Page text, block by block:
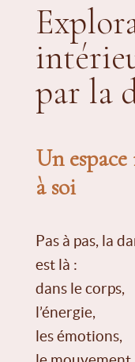
par la
Un
à soi
Pas à pas, la
est là :
dans le corps,
l’énergie,
les émotions,